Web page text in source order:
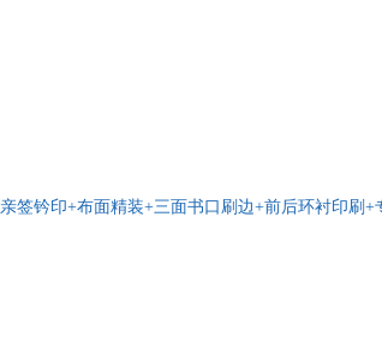
签钤印+布面精装+三面书口刷边+前后环衬印刷+
衬彩印，附藏书票，定制飞机盒、珍珠棉包装。